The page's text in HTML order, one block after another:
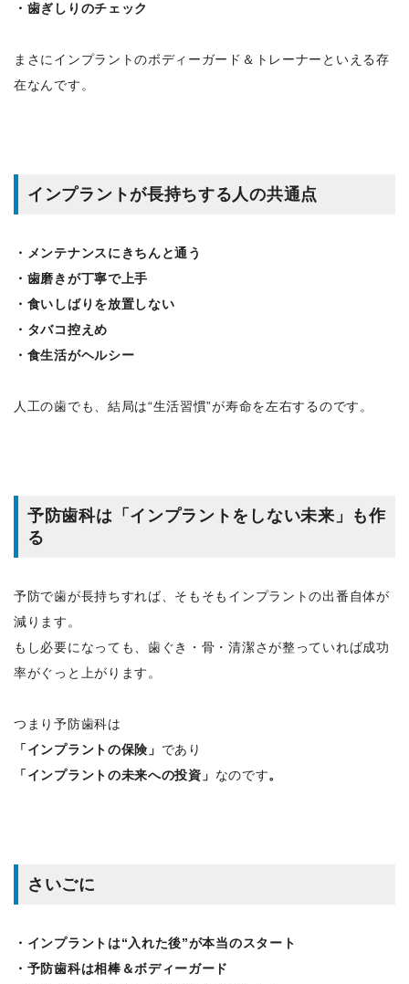
・歯ぎしりのチェック
まさにインプラントのボディーガード＆トレーナーといえる存
在なんです。
インプラントが長持ちする人の共通点
・メンテナンスにきちんと通う
・歯磨きが丁寧で上手
・食いしばりを放置しない
・タバコ控えめ
・食生活がヘルシー
人工の歯でも、結局は“生活習慣”が寿命を左右するのです。
予防歯科は「インプラントをしない未来」も作
る
予防で歯が長持ちすれば、そもそもインプラントの出番自体が
減ります。
もし必要になっても、歯ぐき・骨・清潔さが整っていれば成功
率がぐっと上がります。
つまり予防歯科は
「インプラントの保険」 であり
「インプラントの未来への投資」 なのです。
さいごに
・インプラントは“入れた後”が本当のスタート
・予防歯科は相棒＆ボディーガード